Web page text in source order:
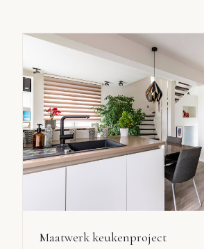
Maatwerk keukenproject